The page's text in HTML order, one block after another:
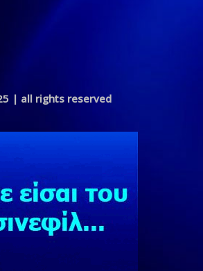
| all rights reserved